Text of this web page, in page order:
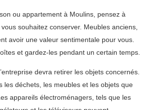
ou appartement à Moulins, pensez à
souhaitez conserver. Meubles anciens,
avoir une valeur sentimentale pour vous.
et gardez-les pendant un certain temps.
devra retirer les objets concernés.
les déchets, les meubles et les objets que
appareils électroménagers, tels que les